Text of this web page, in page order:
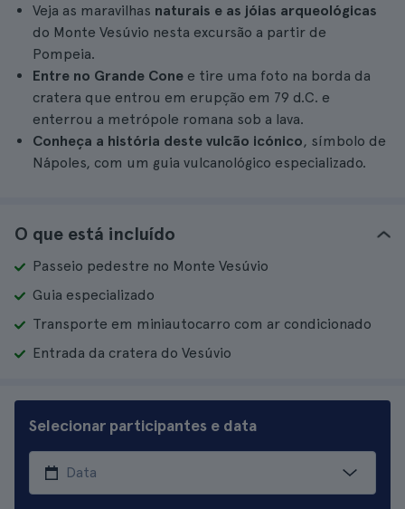
Veja as maravilhas naturais e as jóias arqueológicas
do Monte Vesúvio nesta excursão a partir de
Pompeia.
Entre no Grande Cone e tire uma foto na borda da
cratera que entrou em erupção em 79 d.C. e
enterrou a metrópole romana sob a lava.
Conheça a história deste vulcão icónico, símbolo de
Nápoles, com um guia vulcanológico especializado.
O que está incluído
Passeio pedestre no Monte Vesúvio
Guia especializado
Transporte em miniautocarro com ar condicionado
Entrada da cratera do Vesúvio
Selecionar participantes e data